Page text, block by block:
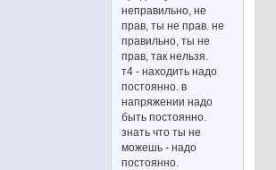
неправильно, не
прав, ты не прав. не
правильно, ты не
прав, так нельзя.
т4 - находить надо
постоянно. в
напряжении надо
быть постоянно.
знать что ты не
можешь - надо
постоянно.